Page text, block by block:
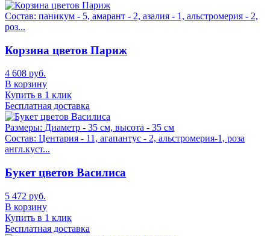
Состав: паникум - 5, амарант - 2, азалия - 1, альстромерия - 2,
роз...
Корзина цветов Париж
4 608 руб.
В корзину
Купить в 1 клик
Бесплатная доставка
Размеры: Диаметр - 35 см, высота - 35 см
Состав: Центария - 11, агапантус - 2, альстромерия-1, роза
англ.куст...
Букет цветов Василиса
5 472 руб.
В корзину
Купить в 1 клик
Бесплатная доставка